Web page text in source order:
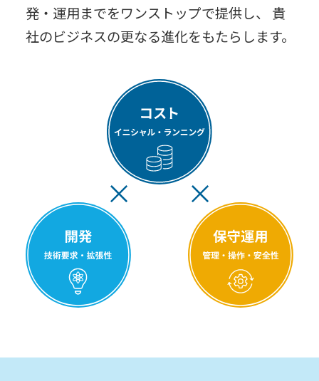
発・運⽤までをワンストップで提供し、
貴
社のビジネスの更なる進化をもたらします。